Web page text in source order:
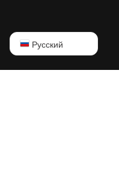
Русский
English